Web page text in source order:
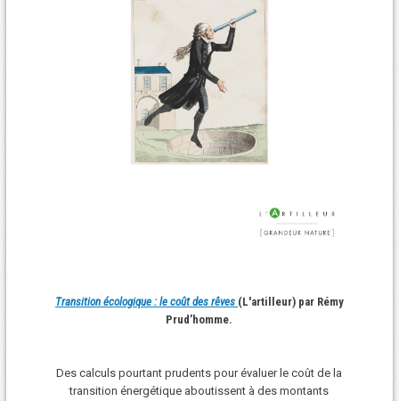
Transition écologique : le coût des rêves (L'artilleur) par Rémy
Prud’homme.
Des calculs pourtant prudents pour évaluer le coût de la
transition énergétique aboutissent à des montants